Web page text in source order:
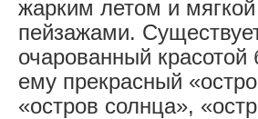
жарким летом и
пейзажами.
очарованный красотой
ему прекрасный
«остров солнца»,